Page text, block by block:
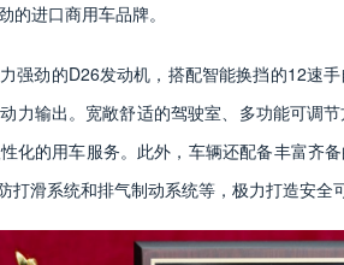
的进口商用车品牌。
强劲的D26发动机，搭配智能换挡的12速
力输出。宽敞舒适的驾驶室、多功能可调
化的用车服务。此外，车辆还配备丰富齐
打滑系统和排气制动系统等，极力打造安全